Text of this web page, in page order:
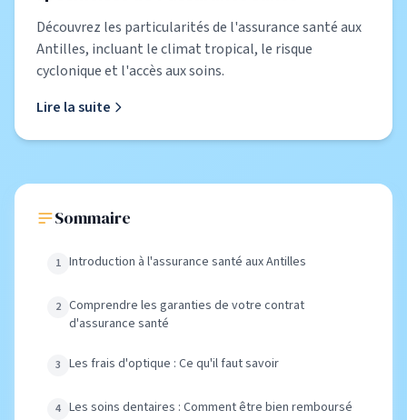
Découvrez les particularités de l'assurance santé aux
Antilles, incluant le climat tropical, le risque
cyclonique et l'accès aux soins.
Lire la suite
Sommaire
Introduction à l'assurance santé aux Antilles
Comprendre les garanties de votre contrat
d'assurance santé
Les frais d'optique : Ce qu'il faut savoir
Les soins dentaires : Comment être bien remboursé